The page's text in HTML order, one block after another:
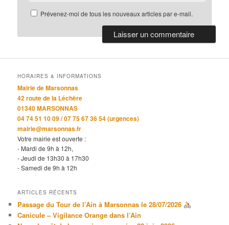
Prévenez-moi de tous les nouveaux articles par e-mail.
HORAIRES & INFORMATIONS
Mairie de Marsonnas
42 route de la Léchère
01340 MARSONNAS
04 74 51 10 09 / 07 75 67 36 54 (urgences)
mairie@marsonnas.fr
Votre mairie est ouverte :
- Mardi de 9h à 12h,
- Jeudi de 13h30 à 17h30
- Samedi de 9h à 12h
ARTICLES RÉCENTS
Passage du Tour de l’Ain à Marsonnas le 28/07/2026
Canicule – Vigilance Orange dans l’Ain